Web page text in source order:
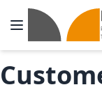
Ga naar de
Toggle Nav